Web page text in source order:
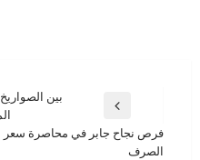
المقالات
المقالة
السابقة
بين
المقالة
فرص نجاح جابر في محاصرة سعر
الصرف